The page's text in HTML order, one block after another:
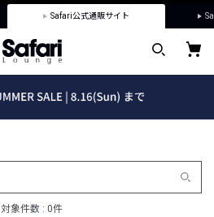
Safari公式通販サイト
対象件数 : 0件